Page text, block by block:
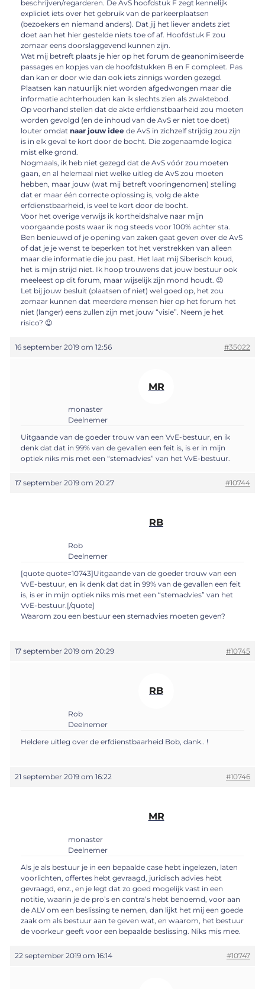
beschrijven/regarderen. De AvS hoofdstuk F zegt kennelijk
expliciet iets over het gebruik van de parkeerplaatsen
(bezoekers en niemand anders). Dat jij het liever andets ziet
doet aan het hier gestelde niets toe of af. Hoofdstuk F zou
zomaar eens doorslaggevend kunnen zijn.
Wat mij betreft plaats je hier op het forum de geanonimiseerde
passages en kopjes van de hoofdstukken B en F compleet. Pas
dan kan er door wie dan ook iets zinnigs worden gezegd.
Plaatsen kan natuurlijk niet worden afgedwongen maar die
informatie achterhouden kan ik slechts zien als zwaktebod.
Op voorhand stellen dat de akte erfdienstbaarheid zou moeten
worden gevolgd (en de inhoud van de AvS er niet toe doet)
louter omdat naar jouw idee de AvS in zichzelf strijdig zou zijn
is in elk geval te kort door de bocht. Die zogenaamde logica
mist elke grond.
Nogmaals, ik heb niet gezegd dat de AvS vóór zou moeten
gaan, en al helemaal niet welke uitleg de AvS zou moeten
hebben, maar jouw (wat mij betreft vooringenomen) stelling
dat er maar één correcte oplossing is, volg de akte
erfdienstbaarheid, is veel te kort door de bocht.
Voor het overige verwijs ik kortheidshalve naar mijn
voorgaande posts waar ik nog steeds voor 100% achter sta.
Ben benieuwd of je opening van zaken gaat geven over de AvS
of dat je je wenst te beperken tot het verstrekken van alleen
maar die informatie die jou past. Het laat mij Siberisch koud,
het is mijn strijd niet. Ik hoop trouwens dat jouw bestuur ook
meeleest op dit forum, maar wijselijk zijn mond houdt. 😉
Let bij jouw besluit (plaatsen of niet) wel goed op, het zou
zomaar kunnen dat meerdere mensen hier op het forum het
niet (langer) eens zullen zijn met jouw “visie”. Neem je het
risico? 😉
16 september 2019 om 12:56 #35022
MR
monaster
Deelnemer
Uitgaande van de goeder trouw van een VvE-bestuur, en ik
denk dat dat in 99% van de gevallen een feit is, is er in mijn
optiek niks mis met een “stemadvies” van het VvE-bestuur.
17 september 2019 om 20:27 #10744
RB
Rob
Deelnemer
[quote quote=10743]Uitgaande van de goeder trouw van een
VvE-bestuur, en ik denk dat dat in 99% van de gevallen een feit
is, is er in mijn optiek niks mis met een “stemadvies” van het
VvE-bestuur.[/quote]
Waarom zou een bestuur een stemadvies moeten geven?
17 september 2019 om 20:29 #10745
RB
Rob
Deelnemer
Heldere uitleg over de erfdienstbaarheid Bob, dank.. !
21 september 2019 om 16:22 #10746
MR
monaster
Deelnemer
Als je als bestuur je in een bepaalde case hebt ingelezen, laten
voorlichten, offertes hebt gevraagd, juridisch advies hebt
gevraagd, enz., en je legt dat zo goed mogelijk vast in een
notitie, waarin je de pro’s en contra’s hebt benoemd, voor aan
de ALV om een beslissing te nemen, dan lijkt het mij een goede
zaak om als bestuur aan te geven wat, en waarom, het bestuur
de voorkeur geeft voor een bepaalde beslissing. Niks mis mee.
22 september 2019 om 16:14 #10747